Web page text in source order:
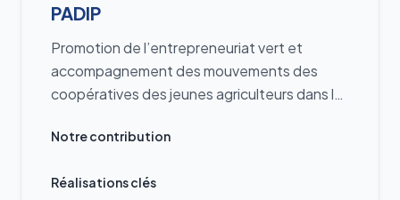
PADIP
Promotion de l’entrepreneuriat vert et
accompagnement des mouvements des
coopératives des jeunes agriculteurs dans le
Notre contribution
Réalisations clés